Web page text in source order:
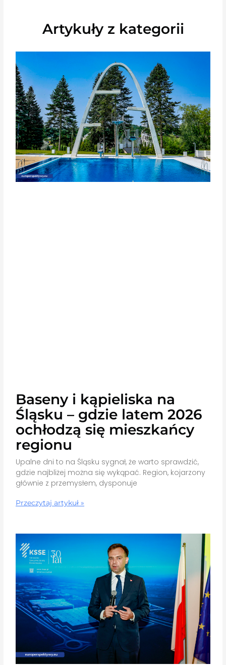
Artykuły z kategorii
Baseny i kąpieliska na
Śląsku – gdzie latem 2026
ochłodzą się mieszkańcy
regionu
Upalne dni to na Śląsku sygnał, że warto sprawdzić,
gdzie najbliżej można się wykąpać. Region, kojarzony
głównie z przemysłem, dysponuje
Przeczytaj artykuł »